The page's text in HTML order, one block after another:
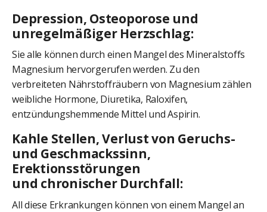
Depression, Osteoporose und
unregelmäßiger Herzschlag:
Sie alle können durch einen Mangel des Mineralstoffs
Magnesium hervorgerufen werden. Zu den
verbreiteten Nährstoffräubern von Magnesium zählen
weibliche Hormone, Diuretika, Raloxifen,
entzündungshemmende Mittel und Aspirin.
Kahle Stellen, Verlust von Geruchs-
und Geschmackssinn,
Erektionsstörungen
und chronischer Durchfall:
All diese Erkrankungen können von einem Mangel an